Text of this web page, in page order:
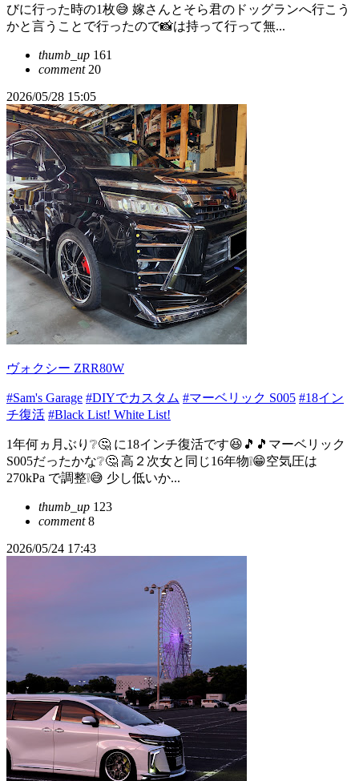
びに行った時の1枚😅 嫁さんとそら君のドッグランへ行こう
かと言うことで行ったので📸は持って行って無...
thumb_up 161
comment20
2026/05/28 15:05
ヴォクシー ZRR80W
#Sam's Garage #DIYでカスタム #マーベリック S005 #18イン
チ復活 #Black List! White List!
1年何ヵ月ぶり❔🤔 に18インチ復活です😆🎵🎵マーベリック
S005だったかな❔🤔 高２次女と同じ16年物❕😁空気圧は
270kPa で調整❕😅 少し低いか...
thumb_up 123
comment8
2026/05/24 17:43